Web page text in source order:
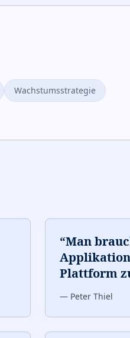
Wachstumsstrategie
“Man
Plattform
— Peter Thiel